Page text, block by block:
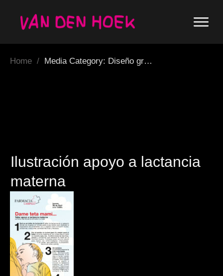
Home / Media Category: Diseño grafico
Ilustración apoyo a lactancia
materna